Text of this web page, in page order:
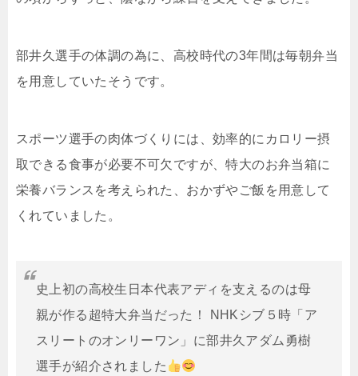
部井久選手の体調の為に、高校時代の3年間は毎朝弁当
を用意していたそうです。
スポーツ選手の肉体づくりには、効率的にカロリー摂
取できる食事が必要不可欠ですが、特大のお弁当箱に
栄養バランスを考えられた、おかずやご飯を用意して
くれていました。
史上初の高校生日本代表アディを支えるのは母
親が作る超特大弁当だった！ NHKシブ５時「ア
スリートのオンリーワン」に部井久アダム勇樹
選手が紹介されました